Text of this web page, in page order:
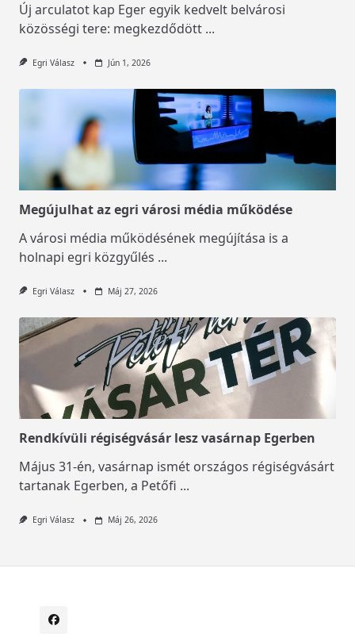
Új arculatot kap Eger egyik kedvelt belvárosi
közösségi tere: megkezdődött ...
Egri Válasz Jún 1, 2026
Megújulhat az egri városi média működése
A városi média működésének megújítása is a
holnapi egri közgyűlés ...
Egri Válasz Máj 27, 2026
Rendkívüli régiségvásár lesz vasárnap Egerben
Május 31-én, vasárnap ismét országos régiségvásárt
tartanak Egerben, a Petőfi ...
Egri Válasz Máj 26, 2026